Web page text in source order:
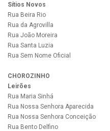
Sítios Novos
Rua Beira Rio
Rua da Agrovilla
Rua João Moreira
Rua Santa Luzia
Rua Sem Nome Oficial
CHOROZINHO
Leirões
Rua Maria Sinhá
Rua Nossa Senhora Aparecida
Rua Nossa Senhora Conceição
Rua Bento Delfino